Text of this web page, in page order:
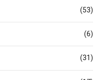
(53)
(6)
(31)